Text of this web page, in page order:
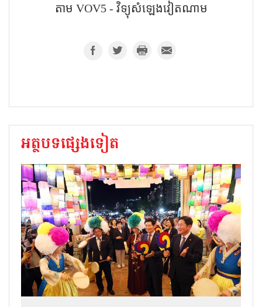
តាម VOV5 - វិទ្យុសំឡេង​វៀតណាម
អត្ថបទផ្សេងទៀត